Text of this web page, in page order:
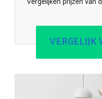
VERGELIJK